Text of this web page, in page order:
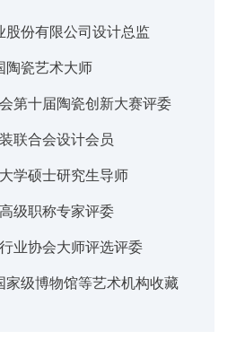
股份有限公司设计总监
陶瓷艺术大师
第十届陶瓷创新大赛评委
联合会设计会员
学硕士研究生导师
级职称专家评委
业协会大师评选评委
家级博物馆等艺术机构收藏